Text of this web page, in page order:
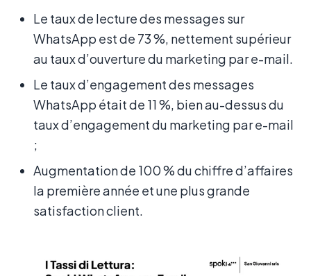
Le taux de lecture des messages sur
WhatsApp est de 73 %, nettement supérieur
au taux d’ouverture du marketing par e-mail.
Le taux d’engagement des messages
WhatsApp était de 11 %, bien au-dessus du
taux d’engagement du marketing par e-mail
;
Augmentation de 100 % du chiffre d’affaires
la première année et une plus grande
satisfaction client.